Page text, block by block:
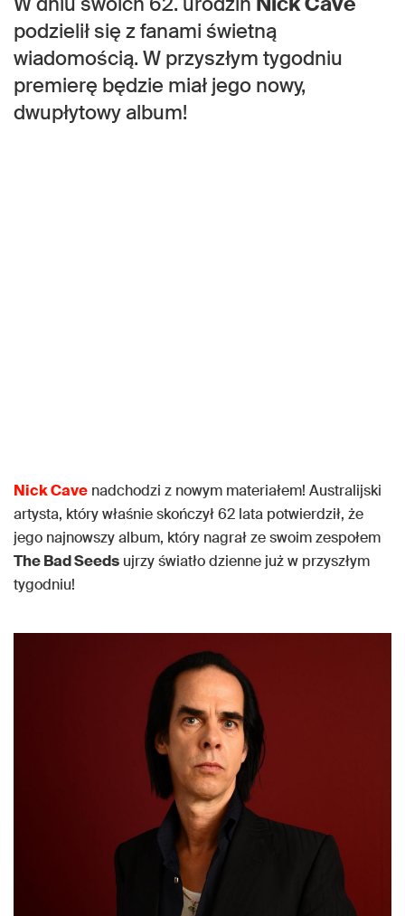
podzielił się z fanami świetną
wiadomością. W przyszłym tygodniu
premierę będzie miał jego nowy,
dwupłytowy album!
Nick Cave nadchodzi z nowym materiałem! Australijski
artysta, który właśnie skończył 62 lata potwierdził, że
jego najnowszy album, który nagrał ze swoim zespołem
The Bad Seeds ujrzy światło dzienne już w przyszłym
tygodniu!